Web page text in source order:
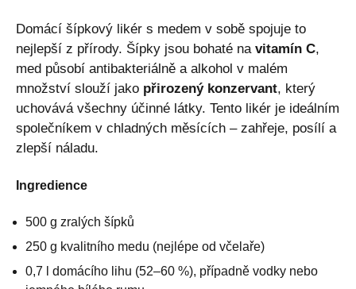
Domácí šípkový likér s medem v sobě spojuje to
nejlepší z přírody. Šípky jsou bohaté na vitamín C,
med působí antibakteriálně a alkohol v malém
množství slouží jako přirozený konzervant, který
uchovává všechny účinné látky. Tento likér je ideálním
společníkem v chladných měsících – zahřeje, posílí a
zlepší náladu.
Ingredience
500 g zralých šípků
250 g kvalitního medu (nejlépe od včelaře)
0,7 l domácího lihu (52–60 %), případně vodky nebo